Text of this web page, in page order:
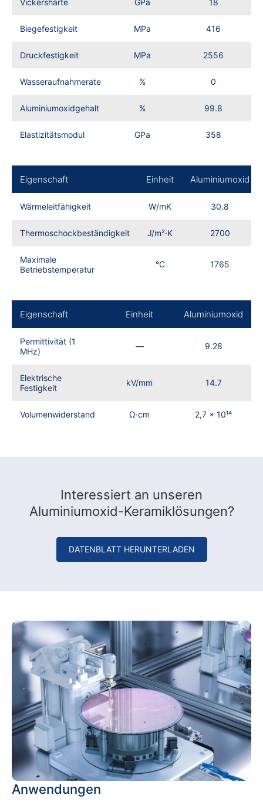
Vickershärte GPa 18
Biegefestigkeit MPa 416
Druckfestigkeit MPa 2556
Wasseraufnahmerate % 0
Aluminiumoxidgehalt % 99.8
Elastizitätsmodul GPa 358
Eigenschaft Einheit Aluminiumoxid
Wärmeleitfähigkeit W/mK 30.8
Thermoschockbeständigkeit J/m²·K 2700
Maximale
Betriebstemperatur
°C 1765
Eigenschaft Einheit Aluminiumoxid
Permittivität (1
MHz)
— 9.28
Elektrische
Festigkeit
kV/mm 14.7
Volumenwiderstand Ω·cm 2,7 × 10¹⁴
Interessiert an unseren
Aluminiumoxid-Keramiklösungen?
DATENBLATT HERUNTERLADEN
Anwendungen